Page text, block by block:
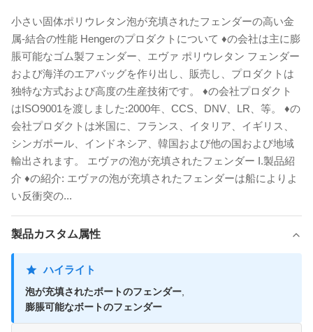
小さい固体ポリウレタン泡が充填されたフェンダーの高い金
属-結合の性能 Hengerのプロダクトについて ♦の会社は主に膨
脹可能なゴム製フェンダー、エヴァ ポリウレタン フェンダー
および海洋のエアバッグを作り出し、販売し、プロダクトは
独特な方式および高度の生産技術です。 ♦の会社プロダクト
はISO9001を渡しました:2000年、CCS、DNV、LR、等。 ♦の
会社プロダクトは米国に、フランス、イタリア、イギリス、
シンガポール、インドネシア、韓国および他の国および地域
輸出されます。 エヴァの泡が充填されたフェンダー I.製品紹
介 ♦の紹介: エヴァの泡が充填されたフェンダーは船によりよ
い反衝突の...
製品カスタム属性
ハイライト
泡が充填されたボートのフェンダー
膨脹可能なボートのフェンダー